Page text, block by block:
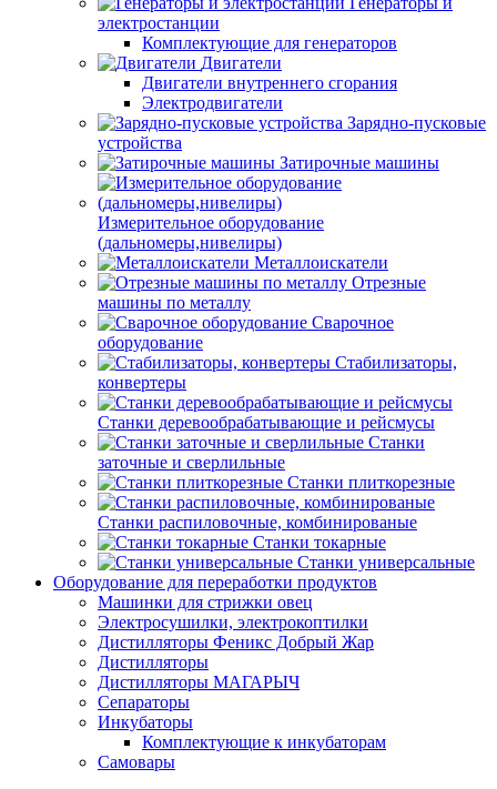
электростанции
Комплектующие для генераторов
Двигатели
Двигатели внутреннего сгорания
Электродвигатели
Зарядно-пусковые
устройства
Затирочные машины
Измерительное оборудование
(дальномеры,нивелиры)
Металлоискатели
Отрезные
машины по металлу
Сварочное
оборудование
Стабилизаторы,
конвертеры
Станки деревообрабатывающие и рейсмусы
Станки
заточные и сверлильные
Станки плиткорезные
Станки распиловочные, комбинированые
Станки токарные
Станки универсальные
Оборудование для переработки продуктов
Машинки для стрижки овец
Электросушилки, электрокоптилки
Дистилляторы Феникс Добрый Жар
Дистилляторы
Дистилляторы МАГАРЫЧ
Сепараторы
Инкубаторы
Комплектующие к инкубаторам
Самовары